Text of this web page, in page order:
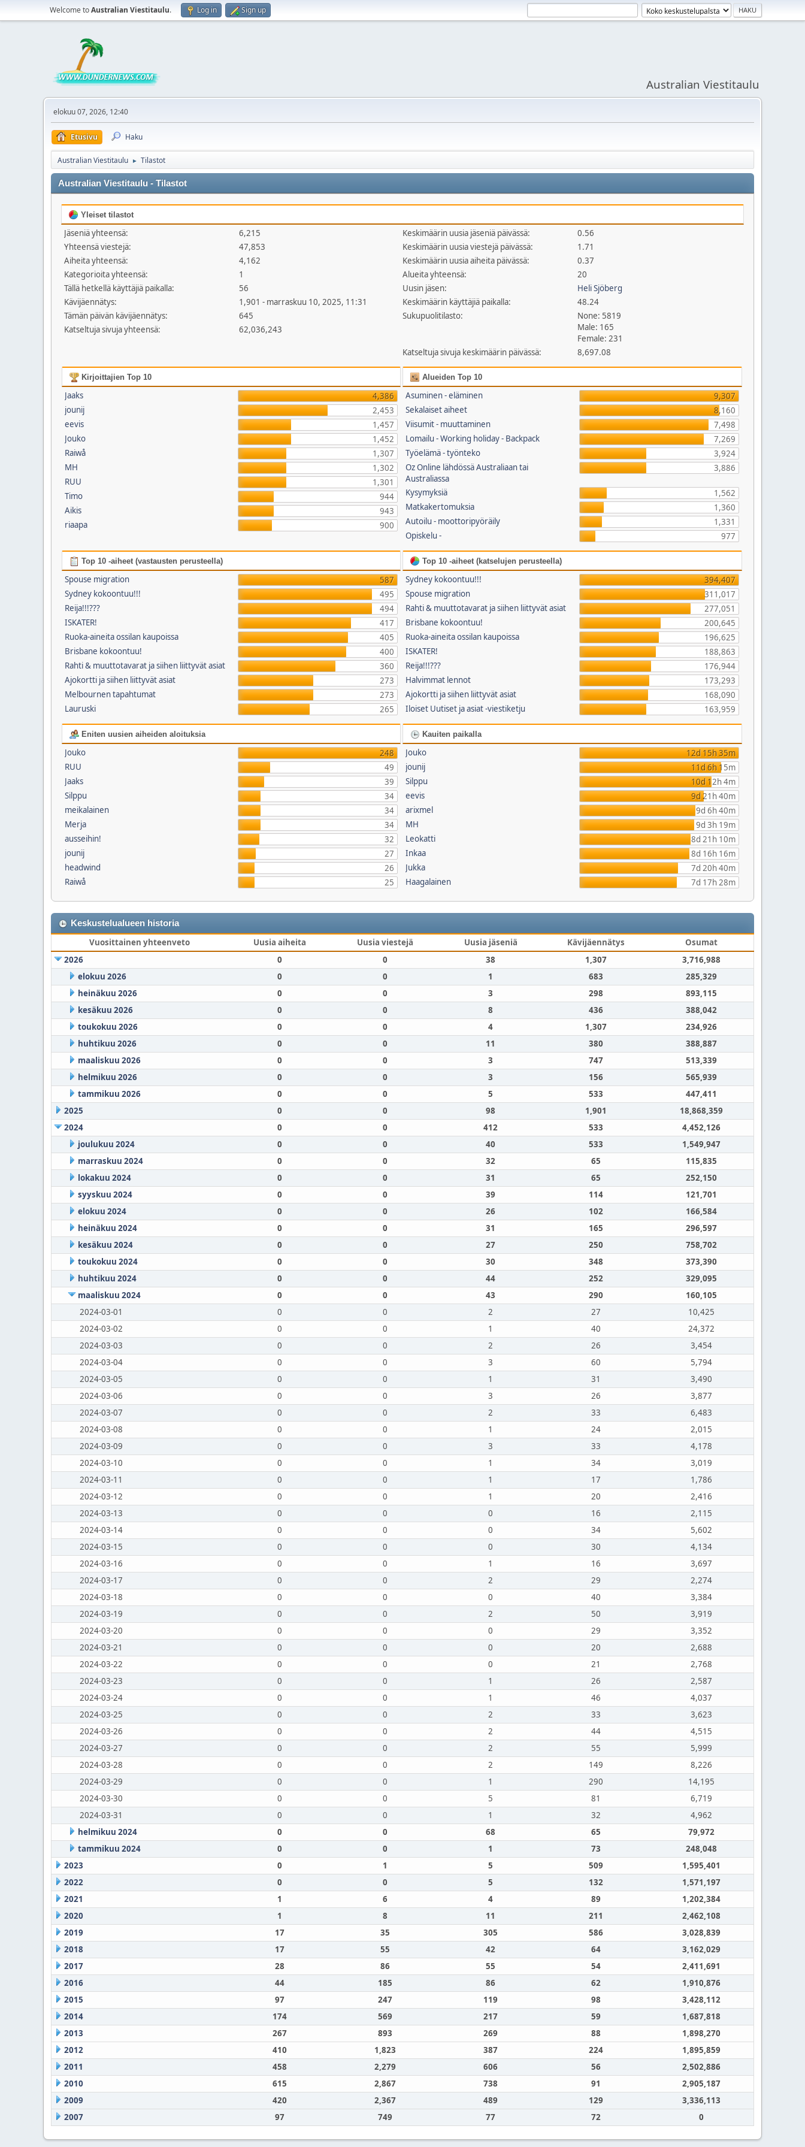
Welcome toAustralian Viestitaulu. Log in Sign up
Australian Viestitaulu
elokuu 07, 2026, 12:40
Etusivu Haku
Australian Viestitaulu ► Tilastot
Australian Viestitaulu - Tilastot
Yleiset tilastot
Jäseniä yhteensä:
6,215
Yhteensä viestejä:
47,853
Aiheita yhteensä:
4,162
Kategorioita yhteensä:
1
Tällä hetkellä käyttäjiä paikalla:
56
Kävijäennätys:
1,901 - marraskuu 10, 2025, 11:31
Tämän päivän kävijäennätys:
645
Katseltuja sivuja yhteensä:
62,036,243
Keskimäärin uusia jäseniä päivässä:
0.56
Keskimäärin uusia viestejä päivässä:
1.71
Keskimäärin uusia aiheita päivässä:
0.37
Alueita yhteensä:
20
Uusin jäsen:
Heli Sjöberg
Keskimäärin käyttäjiä paikalla:
48.24
Sukupuolitilasto:
None: 5819
Male: 165
Female: 231
Katseltuja sivuja keskimäärin päivässä:
8,697.08
Kirjoittajien Top 10
Jaaks
4,386
jounij
2,453
eevis
1,457
Jouko
1,452
Raiwå
1,307
MH
1,302
RUU
1,301
Timo
944
Aikis
943
riaapa
900
Alueiden Top 10
Asuminen - eläminen
9,307
Sekalaiset aiheet
8,160
Viisumit - muuttaminen
7,498
Lomailu - Working holiday - Backpack
7,269
Työelämä - työnteko
3,924
Oz Online lähdössä Australiaan tai
Australiassa
3,886
Kysymyksiä
1,562
Matkakertomuksia
1,360
Autoilu - moottoripyöräily
1,331
Opiskelu -
977
Top 10 -aiheet (vastausten perusteella)
Spouse migration
587
Sydney kokoontuu!!!
495
Reija!!!???
494
ISKATER!
417
Ruoka-aineita ossilan kaupoissa
405
Brisbane kokoontuu!
400
Rahti & muuttotavarat ja siihen liittyvät asiat
360
Ajokortti ja siihen liittyvät asiat
273
Melbournen tapahtumat
273
Lauruski
265
Top 10 -aiheet (katselujen perusteella)
Sydney kokoontuu!!!
394,407
Spouse migration
311,017
Rahti & muuttotavarat ja siihen liittyvät asiat
277,051
Brisbane kokoontuu!
200,645
Ruoka-aineita ossilan kaupoissa
196,625
ISKATER!
188,863
Reija!!!???
176,944
Halvimmat lennot
173,293
Ajokortti ja siihen liittyvät asiat
168,090
Iloiset Uutiset ja asiat -viestiketju
163,959
Eniten uusien aiheiden aloituksia
Jouko
248
RUU
49
Jaaks
39
Silppu
34
meikalainen
34
Merja
34
ausseihin!
32
jounij
27
headwind
26
Raiwå
25
Kauiten paikalla
Jouko
12d 15h 35m
jounij
11d 6h 15m
Silppu
10d 12h 4m
eevis
9d 21h 40m
arixmel
9d 6h 40m
MH
9d 3h 19m
Leokatti
8d 21h 10m
Inkaa
8d 16h 16m
Jukka
7d 20h 40m
Haagalainen
7d 17h 28m
Keskustelualueen historia
Vuosittainen yhteenveto Uusia aiheita Uusia viestejä Uusia jäseniä Kävijäennätys
Osumat
2026
0 0 38 1,307
3,716,988
elokuu 2026
0 0 1 683
285,329
heinäkuu 2026
0 0 3 298
893,115
kesäkuu 2026
0 0 8 436
388,042
toukokuu 2026
0 0 4 1,307
234,926
huhtikuu 2026
0 0 11 380
388,887
maaliskuu 2026
0 0 3 747
513,339
helmikuu 2026
0 0 3 156
565,939
tammikuu 2026
0 0 5 533
447,411
2025
0 0 98 1,901
18,868,359
2024
0 0 412 533
4,452,126
joulukuu 2024
0 0 40 533
1,549,947
marraskuu 2024
0 0 32 65
115,835
lokakuu 2024
0 0 31 65
252,150
syyskuu 2024
0 0 39 114
121,701
elokuu 2024
0 0 26 102
166,584
heinäkuu 2024
0 0 31 165
296,597
kesäkuu 2024
0 0 27 250
758,702
toukokuu 2024
0 0 30 348
373,390
huhtikuu 2024
0 0 44 252
329,095
maaliskuu 2024
0 0 43 290
160,105
2024-03-01
0 0 2 27
10,425
2024-03-02
0 0 1 40
24,372
2024-03-03
0 0 2 26
3,454
2024-03-04
0 0 3 60
5,794
2024-03-05
0 0 1 31
3,490
2024-03-06
0 0 3 26
3,877
2024-03-07
0 0 2 33
6,483
2024-03-08
0 0 1 24
2,015
2024-03-09
0 0 3 33
4,178
2024-03-10
0 0 1 34
3,019
2024-03-11
0 0 1 17
1,786
2024-03-12
0 0 1 20
2,416
2024-03-13
0 0 0 16
2,115
2024-03-14
0 0 0 34
5,602
2024-03-15
0 0 0 30
4,134
2024-03-16
0 0 1 16
3,697
2024-03-17
0 0 2 29
2,274
2024-03-18
0 0 0 40
3,384
2024-03-19
0 0 2 50
3,919
2024-03-20
0 0 0 29
3,352
2024-03-21
0 0 0 20
2,688
2024-03-22
0 0 0 21
2,768
2024-03-23
0 0 1 26
2,587
2024-03-24
0 0 1 46
4,037
2024-03-25
0 0 2 33
3,623
2024-03-26
0 0 2 44
4,515
2024-03-27
0 0 2 55
5,999
2024-03-28
0 0 2 149
8,226
2024-03-29
0 0 1 290
14,195
2024-03-30
0 0 5 81
6,719
2024-03-31
0 0 1 32
4,962
helmikuu 2024
0 0 68 65
79,972
tammikuu 2024
0 0 1 73
248,048
2023
0 1 5 509
1,595,401
2022
0 0 5 132
1,571,197
2021
1 6 4 89
1,202,384
2020
1 8 11 211
2,462,108
2019
17 35 305 586
3,028,839
2018
17 55 42 64
3,162,029
2017
28 86 55 54
2,411,691
2016
44 185 86 62
1,910,876
2015
97 247 119 98
3,428,112
2014
174 569 217 59
1,687,818
2013
267 893 269 88
1,898,270
2012
410 1,823 387 224
1,895,859
2011
458 2,279 606 56
2,502,886
2010
615 2,867 738 91
2,905,187
2009
420 2,367 489 129
3,336,113
2007
97 749 77 72 0